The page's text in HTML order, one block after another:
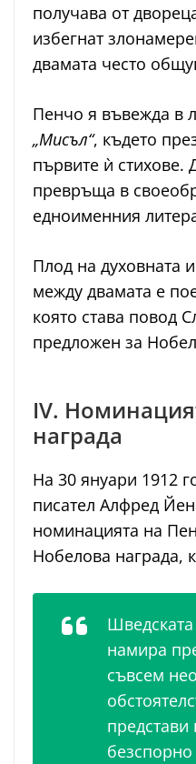
получава от
избегнат
двамата често
Пенчо я въвежда в
„Мисъл“, където
първите ѝ
превръща в
едноименния
Плод на духовната
между двамата е
която става повод
предложен за
IV.
награда
На 30 януари 1912
писател Алфред
номинацията на
Нобелова награда,
намира
съвсем